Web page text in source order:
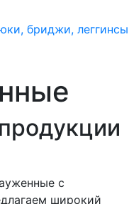
бриджи, леггинсы
с
широкий